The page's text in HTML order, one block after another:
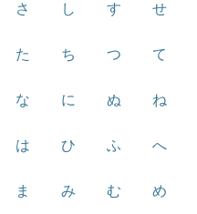
さ し す せ
た ち つ て
な に ぬ ね
は ひ ふ へ
ま み む め